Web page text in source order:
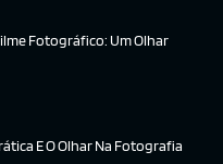
Fotográfico: Um Olhar
E O Olhar Na Fotografia